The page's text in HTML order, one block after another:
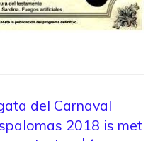
del Carnaval
2018 is met